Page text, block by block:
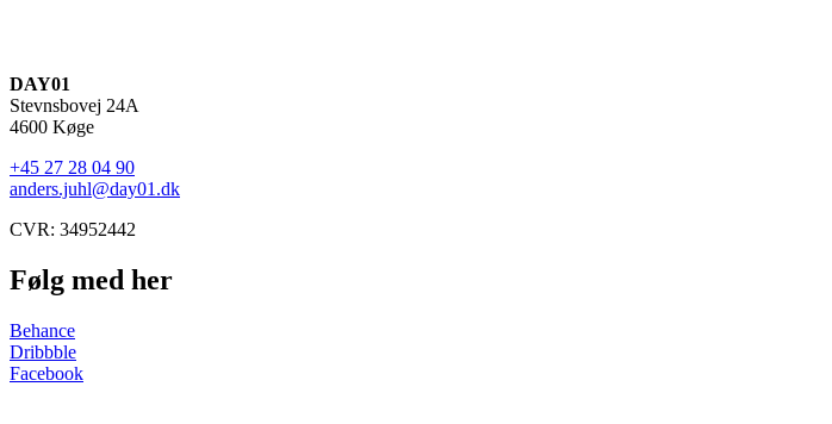
DAY01
Stevnsbovej 24A
4600 Køge
+45 27 28 04 90
anders.juhl@day01.dk
CVR: 34952442
Følg med her
Behance
Dribbble
Facebook